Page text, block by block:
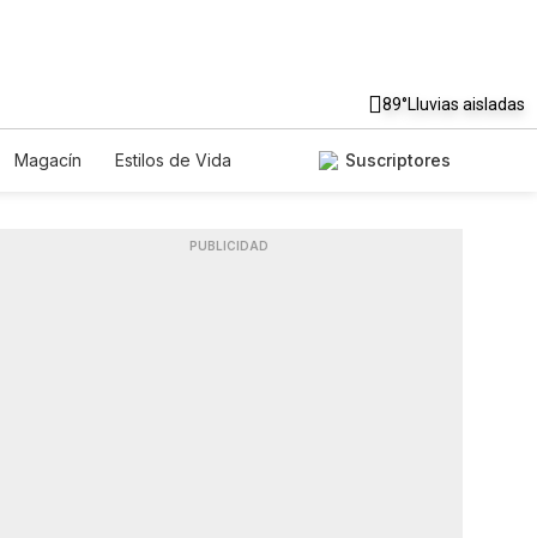
89°Lluvias aisladas
Magacín
Estilos de Vida
Suscriptores
PUBLICIDAD